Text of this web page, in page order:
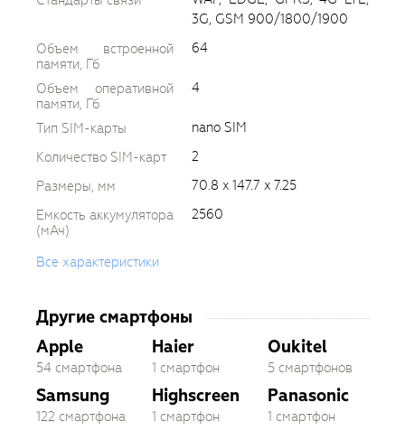
3G, GSM 900/1800/1900
Объем встроенной
памяти, Гб
64
Объем оперативной
памяти, Гб
4
Тип SIM-карты
nano SIM
Количество SIM-карт
2
Размеры, мм
70.8 x 147.7 x 7.25
Емкость аккумулятора
(мАч)
2560
Все характеристики
Другие смартфоны
Apple
54 смартфона
Samsung
122 смартфона
Haier
1 смартфон
Highscreen
1 смартфон
Oukitel
5 смартфонов
Panasonic
1 смартфон